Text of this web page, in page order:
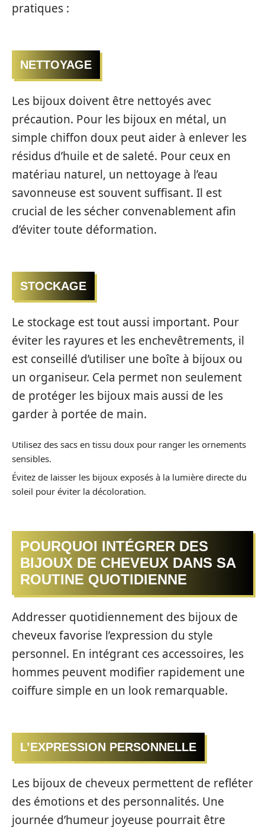
pratiques :
NETTOYAGE
Les bijoux doivent être nettoyés avec
précaution. Pour les bijoux en métal, un
simple chiffon doux peut aider à enlever les
résidus d’huile et de saleté. Pour ceux en
matériau naturel, un nettoyage à l’eau
savonneuse est souvent suffisant. Il est
crucial de les sécher convenablement afin
d’éviter toute déformation.
STOCKAGE
Le stockage est tout aussi important. Pour
éviter les rayures et les enchevêtrements, il
est conseillé d’utiliser une boîte à bijoux ou
un organiseur. Cela permet non seulement
de protéger les bijoux mais aussi de les
garder à portée de main.
Utilisez des sacs en tissu doux pour ranger les ornements
sensibles.
Évitez de laisser les bijoux exposés à la lumière directe du
soleil pour éviter la décoloration.
POURQUOI INTÉGRER DES
BIJOUX DE CHEVEUX DANS SA
ROUTINE QUOTIDIENNE
Addresser quotidiennement des bijoux de
cheveux favorise l’expression du style
personnel. En intégrant ces accessoires, les
hommes peuvent modifier rapidement une
coiffure simple en un look remarquable.
L’EXPRESSION PERSONNELLE
Les bijoux de cheveux permettent de refléter
des émotions et des personnalités. Une
journée d’humeur joyeuse pourrait être